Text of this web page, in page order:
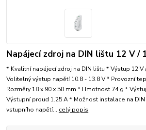
Napájecí zdroj na DIN lištu 12 V /
* Kvalitní napájecí zdroj na DIN lištu * Výstup 12 V
Volitelný výstup napětí 10.8 - 13.8 V * Provozní
Rozměry 18 x 90 x 58 mm * Hmotnost 74 g *
Výstupní proud 1.25 A * Možnost instalace na
vstupního napětí... celý popis